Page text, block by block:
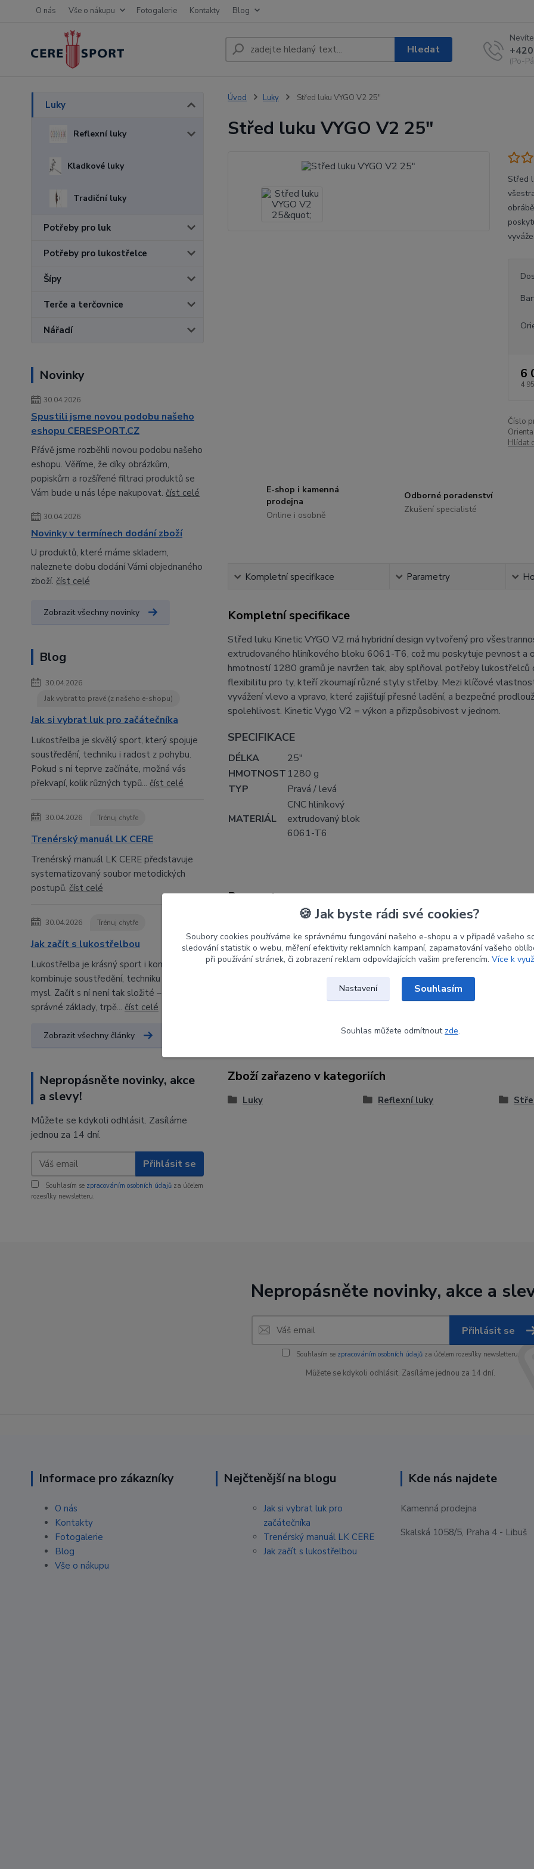
O nás Vše o nákupu Fotogalerie Kontakty Blog
Hledat
(Po-
Luky
Reflexní luky
Kladkové luky
Tradiční luky
Potřeby pro luk
Potřeby pro lukostřelce
Šípy
Terče a terčovnice
Nářadí
Novinky
30.04.2026
Spustili jsme novou podobu našeho
eshopu CERESPORT.CZ
Přávě jsme rozběhli novou podobu našeho
eshopu. Věříme, že díky obrázkům,
popiskům a rozšířené filtraci produktů se
Vám bude u nás lépe nakupovat. číst celé
30.04.2026
Novinky v termínech dodání zboží
U produktů, které máme skladem,
naleznete dobu dodání Vámi objednaného
zboží. číst celé
Zobrazit všechny novinky
Blog
30.04.2026
Jak vybrat to pravé (z našeho e-shopu)
Jak si vybrat luk pro začátečníka
Lukostřelba je skvělý sport, který spojuje
soustředění, techniku i radost z pohybu.
Pokud s ní teprve začínáte, možná vás
překvapí, kolik různých typů... číst celé
30.04.2026 Trénuj chytře
Trenérský manuál LK CERE
Trenérský manuál LK CERE představuje
systematizovaný soubor metodických
postupů. číst celé
30.04.2026 Trénuj chytře
Jak začít s lukostřelbou
Lukostřelba je krásný sport i koníček, který
kombinuje soustředění, techniku a klidnou
mysl. Začít s ní není tak složité – stačí
správné základy, trpě... číst celé
Zobrazit všechny články
Nepropásněte novinky, akce
a slevy!
Můžete se kdykoli odhlásit. Zasíláme
jednou za 14 dní.
Přihlásit se
Souhlasím se zpracováním osobních údajů za účelem
rozesílky newsletteru.
Úvod Luky Střed luku VYGO V2 25"
Střed luku VYGO V2 25"
Střed
6
4
Číslo
Hlídat
E-shop i kamenná
prodejna
Online i osobně
Odborné poradenství
Zkušení specialisté
Kompletní specifikace Parametry
Kompletní specifikace
Střed luku Kinetic VYGO V2 má hybridní design vytvořený pro
extrudovaného hliníkového bloku 6061-T6, což mu poskytuje pevnost a
hmotností 1280 gramů je navržen tak, aby splňoval potřeby
flexibilitu pro ty, kteří zkoumají různé styly střelby. Mezi klíčové
vyvážení vlevo a vpravo, které zajišťují přesné ladění, a bezpečné
spolehlivost. Kinetic Vygo V2 = výkon a přizpůsobivost v jednom.
SPECIFIKACE
DÉLKA
25"
HMOTNOST 1280 g
TYP
Pravá / levá
MATERIÁL
CNC hliníkový
extrudovaný blok
6061-T6
Parametry
Orientace
RH
Červená
Zboží zařazeno v kategoriích
Luky Reflexní luky
Nepropásněte novinky, akce a
Přihlásit se
Souhlasím se zpracováním osobních údajůza účelem rozesílky newsletteru.
Můžete se kdykoli odhlásit. Zasíláme jednou za 14 dní.
Informace pro zákazníky
O nás
Kontakty
Fotogalerie
Blog
Vše o nákupu
Nejčtenější na blogu
Jak si vybrat luk pro
začátečníka
Trenérský manuál LK CERE
Jak začít s lukostřelbou
Kde nás najdete
Kamenná prodejna
Skalská 1058/5, Praha 4 - Libuš
🍪 Jak byste rádi své cookies?
Soubory cookies používáme ke správnému fungování našeho e-shopu a v případě vašeho
sledování statistik o webu, měření efektivity reklamních kampaní, zapamatování vašeho
při používání stránek, či zobrazení reklam odpovídajících vašim preferencím. Více k
Nastavení Souhlasím
Souhlas můžete odmítnout zde.